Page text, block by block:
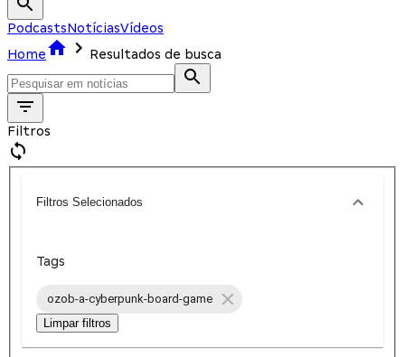
PodcastsNotíciasVídeos
Home
Resultados de busca
Filtros
Filtros Selecionados
Tags
ozob-a-cyberpunk-board-game
Limpar filtros